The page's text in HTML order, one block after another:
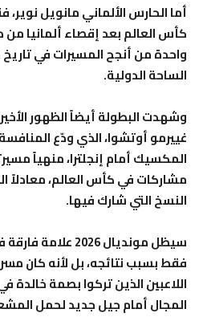
أما الحارس الألماني مانويل
واحدة من أنجح المسيرات في
الساحة الدولية.
وشهدت البطولة أيضاً الظهور
غييرمو أوتشوا، الذي ودّع
المكسيك أمام إنجلترا، منهياً
مشاركات في كأس العالم، معادلاً
النسخ التي شارك فيها.
سيظل مونديال
فقط بسبب نتائجه، بل لأنه كان
اللاعبين الذين تركوا بصمة خالدة
المجال أمام جيل جديد لحمل